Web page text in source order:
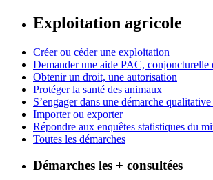
Exploitation agricole
Créer ou céder une exploitation
Demander une aide PAC, conjoncturelle
Obtenir un droit, une autorisation
Protéger la santé des animaux
S’engager dans une démarche
Importer ou exporter
Répondre aux enquêtes statistiques du
Toutes les démarches
Démarches les + consultées